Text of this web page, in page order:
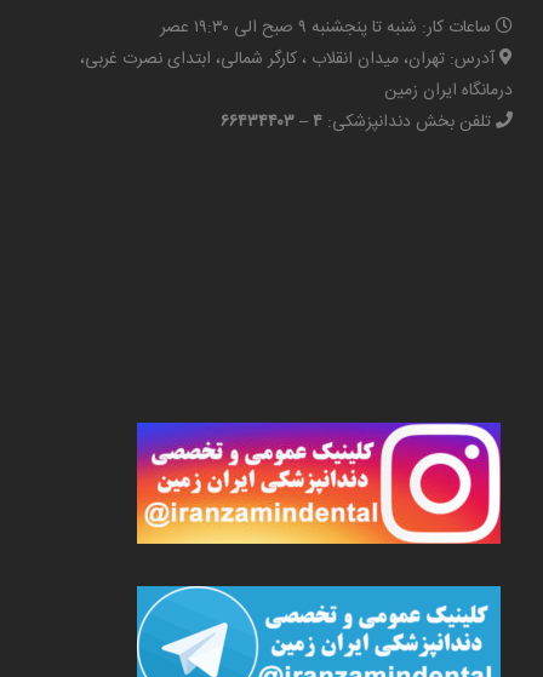
ساعات کار: شنبه تا پنجشنبه ۹ صبح الی ۱۹:۳۰ عصر
آدرس: تهران، میدان انقلاب ، کارگر شمالی، ابتدای نصرت غربی،
درمانگاه ایران زمین
تلفن بخش دندانپزشکی: ۴ – ۶۶۴۳۴۴۰۳